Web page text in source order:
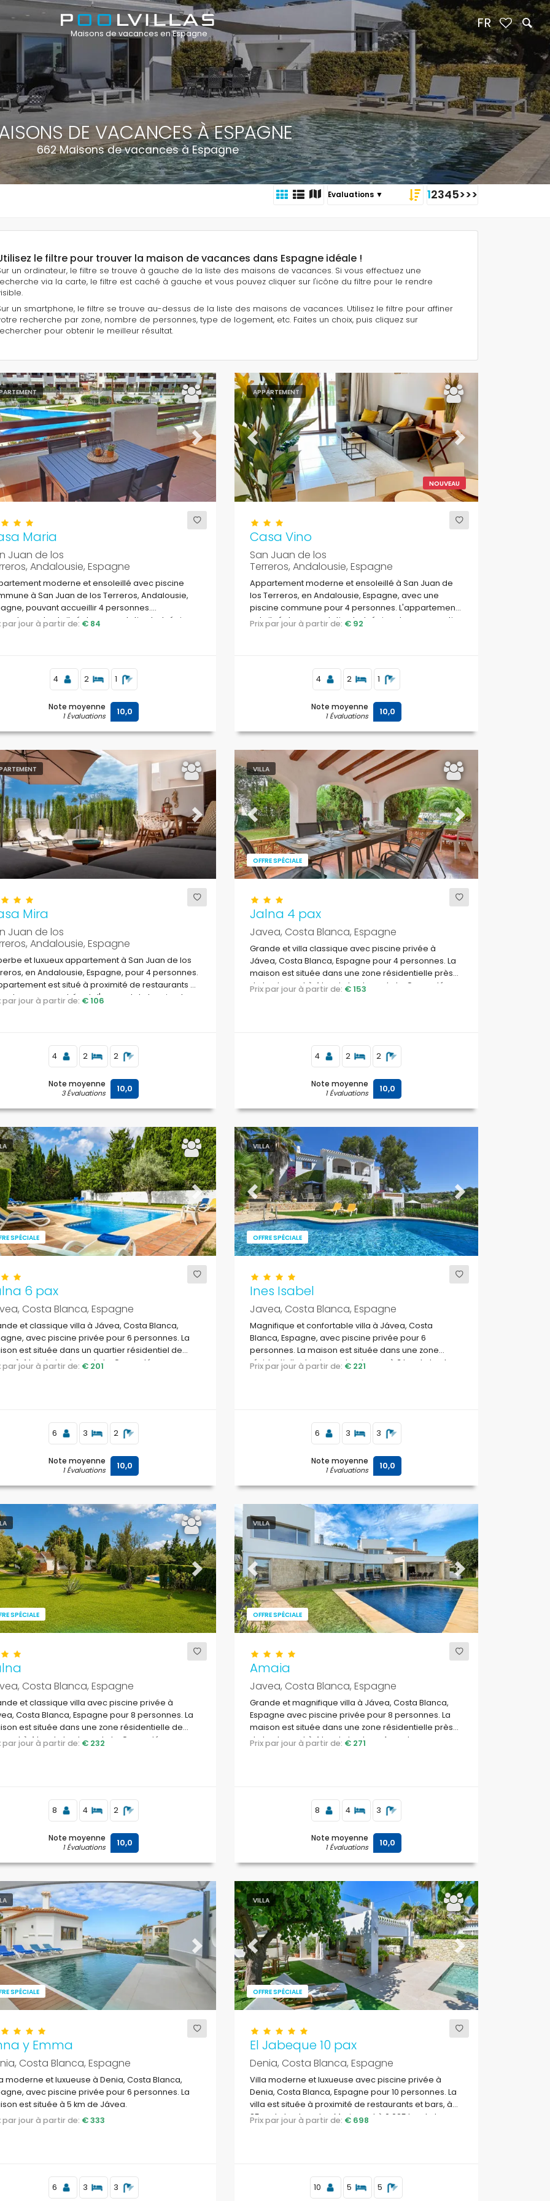
DE VACANCES À ESPAGNE
662 Maisons de vacances à Espagne
12345>>>
le filtre pour trouver la maison de vacances dans Espagne idéale !
un ordinateur, le filtre se trouve à gauche de la liste des maisons de vacances. Si vous effectuez une
via la carte, le filtre est caché à gauche et vous pouvez cliquer sur l'icône du filtre pour le rendre
un smartphone, le filtre se trouve au-dessus de la liste des maisons de vacances. Utilisez le filtre pour affiner
recherche par zone, nombre de personnes, type de logement, etc. Faites un choix, puis cliquez sur
pour obtenir le meilleur résultat.
Next
Maria
Juan de los
Andalousie, Espagne
moderne et ensoleillé avec piscine
à San Juan de los Terreros, Andalousie,
pouvant accueillir 4 personnes.
est situé dans une station balnéaire,
par jour à partir de: € 84
4 2 1
Note moyenne
1 Évaluations 10,0
APPARTEMENT
NOUVEAU
Previous Next
Casa Vino
San Juan de los
Terreros, Andalousie, Espagne
Appartement moderne et ensoleillé à San Juan de
los Terreros, en Andalousie, Espagne, avec une
piscine commune pour 4 personnes. L'appartement
est situé dans une station balnéaire, dans un quartier
Prix par jour à partir de: € 92
4 2 1
Note moyenne
1 Évaluations 10,0
Next
Mira
Juan de los
Andalousie, Espagne
et luxueux appartement à San Juan de los
en Andalousie, Espagne, pour 4 personnes.
est situé à proximité de restaurants et
de supermarchés et d'un court de tennis, et se
par jour à partir de: € 106
4 2 2
Note moyenne
3 Évaluations 10,0
VILLA
OFFRE SPÉCIALE
Previous Next
Jalna 4 pax
Javea, Costa Blanca, Espagne
Grande et villa classique avec piscine privée à
Jávea, Costa Blanca, Espagne pour 4 personnes. La
maison est située dans une zone résidentielle près
de la plage et à 4 km de la plage de La Grava, Jávea.
Prix par jour à partir de: € 153
4 2 2
Note moyenne
1 Évaluations 10,0
SPÉCIALE
Next
6 pax
Costa Blanca, Espagne
et classique villa à Jávea, Costa Blanca,
avec piscine privée pour 6 personnes. La
est située dans un quartier résidentiel de
à 4 km de la plage de La Grava, Jávea.
par jour à partir de: € 201
6 3 2
Note moyenne
1 Évaluations 10,0
VILLA
OFFRE SPÉCIALE
Previous Next
Ines Isabel
Javea, Costa Blanca, Espagne
Magnifique et confortable villa à Jávea, Costa
Blanca, Espagne, avec piscine privée pour 6
personnes. La maison est située dans une zone
résidentielle de plage et se trouve à 3 km de la plage
Prix par jour à partir de: € 221
6 3 3
Note moyenne
1 Évaluations 10,0
SPÉCIALE
Next
Costa Blanca, Espagne
et classique villa avec piscine privée à
Costa Blanca, Espagne pour 8 personnes. La
est située dans une zone résidentielle de
et à 4 km de la plage de La Grava, Jávea.
par jour à partir de: € 232
8 4 2
Note moyenne
1 Évaluations 10,0
VILLA
OFFRE SPÉCIALE
Previous Next
Amaia
Javea, Costa Blanca, Espagne
Grande et magnifique villa à Jávea, Costa Blanca,
Espagne avec piscine privée pour 8 personnes. La
maison est située dans une zone résidentielle près
de la plage et à 4 km de la plage Arenal.
Prix par jour à partir de: € 271
8 4 3
Note moyenne
1 Évaluations 10,0
SPÉCIALE
Next
y Emma
Costa Blanca, Espagne
moderne et luxueuse à Denia, Costa Blanca,
avec piscine privée pour 6 personnes. La
est située à 5 km de Jávea.
par jour à partir de: € 333
6 3 3
VILLA
OFFRE SPÉCIALE
Previous Next
El Jabeque 10 pax
Denia, Costa Blanca, Espagne
Villa moderne et luxueuse avec piscine privée à
Denia, Costa Blanca, Espagne pour 10 personnes. La
villa est située à proximité de restaurants et bars, à
25 m de la plage Les Marines et à 0,025 km de la mer
Prix par jour à partir de: € 698
10 5 5
Maisons de vacances en Espagne
FR